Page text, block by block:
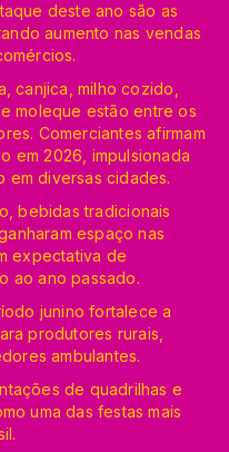
deste ano são as
aumento nas vendas
canjica, milho cozido,
moleque estão entre os
Comerciantes afirmam
em 2026, impulsionada
em diversas cidades.
bebidas tradicionais
espaço nas
expectativa de
ao ano passado.
junino fortalece a
produtores rurais,
ambulantes.
de quadrilhas e
uma das festas mais